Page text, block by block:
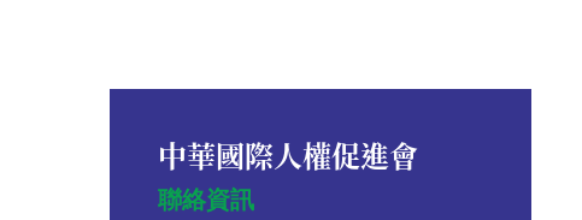
中華國際人權促進會
聯絡資訊